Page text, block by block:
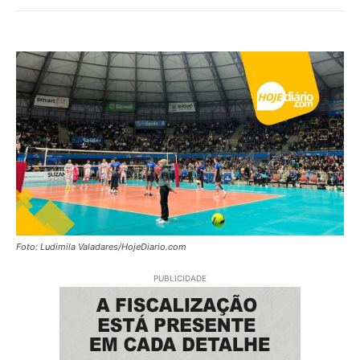
Foto: Ludimila Valadares/HojeDiario.com
PUBLICIDADE